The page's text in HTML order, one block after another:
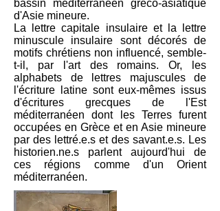
bassin méditerranéen greco-asiatique
d'Asie mineure.
La lettre capitale insulaire et la lettre
minuscule insulaire sont décorés de
motifs chrétiens non influencé, semble-
t-il, par l'art des romains. Or, les
alphabets de lettres majuscules de
l'écriture latine sont eux-mêmes issus
d'écritures grecques de l'Est
méditerranéen dont les Terres furent
occupées en Grèce et en Asie mineure
par des lettré.e.s et des savant.e.s. Les
historien.ne.s parlent aujourd'hui de
ces régions comme d'un Orient
méditerranéen.